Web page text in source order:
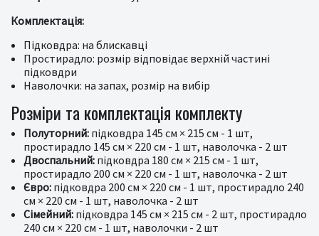
Комплектація:
Підковдра: на блискавці
Простирадло: розмір відповідає верхній частині
підковдри
Наволочки: на запах, розмір на вибір
Розміри та комплектація комплекту
Полуторний: підковдра 145 см × 215 см - 1 шт,
простирадло 145 см × 220 см - 1 шт, наволочка - 2 шт
Двоспальний: підковдра 180 см × 215 см - 1 шт,
простирадло 200 см × 220 см - 1 шт, наволочка - 2 шт
Євро: підковдра 200 см × 220 см - 1 шт, простирадло 240
см × 220 см - 1 шт, наволочка - 2 шт
Сімейний: підковдра 145 см × 215 см - 2 шт, простирадло
240 см × 220 см - 1 шт, наволочки - 2 шт